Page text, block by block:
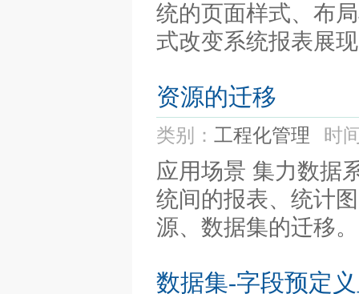
统的页面样式、布
式改变系统报表展
资源的迁移
类别： 工程化管理 时
应用场景 集力数据
统间的报表、统计
源、数据集的迁移
数据集-字段预定